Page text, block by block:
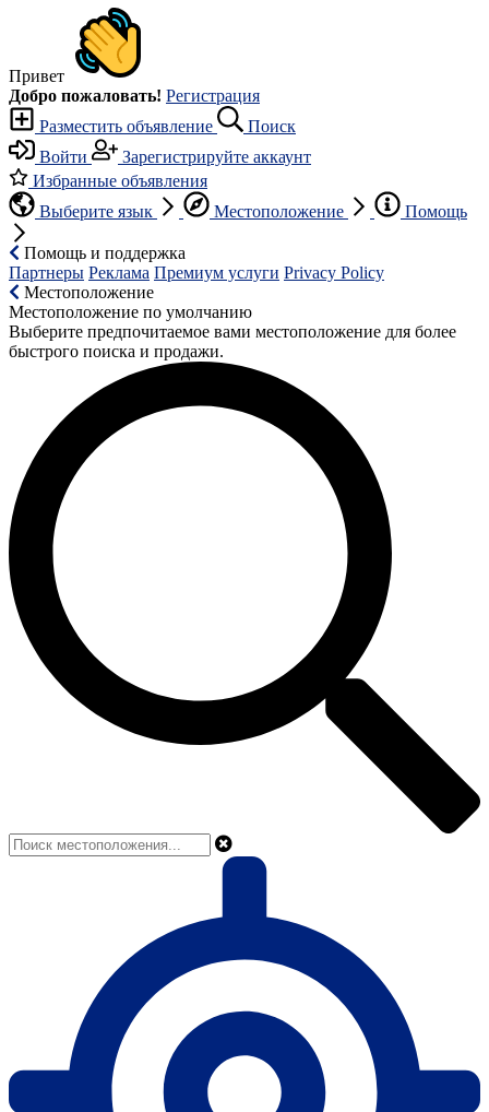
Привет
Добро пожаловать! Регистрация
Разместить объявление
Поиск
Войти
Зарегистрируйте аккаунт
Избранные объявления
Выберите язык
Местоположение Помощь
Помощь и поддержка
Партнеры Реклама Премиум услуги Privacy Policy
Местоположение
Местоположение по умолчанию
Выберите предпочитаемое вами местоположение для более
быстрого поиска и продажи.